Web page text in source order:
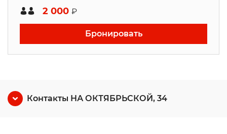
2 000 ₽
Бронировать
Контакты НА ОКТЯБРЬСКОЙ, 34